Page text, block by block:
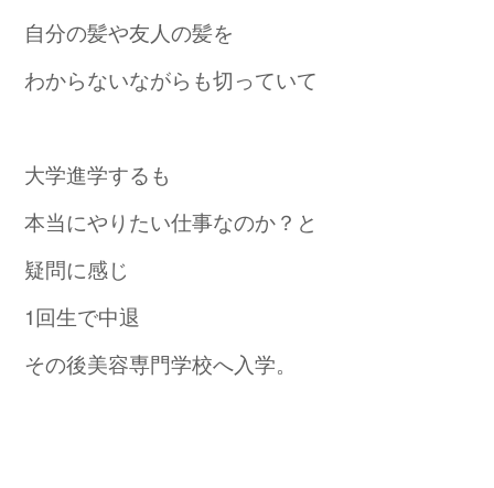
自分の髪や友人の髪を
わからないながらも切っていて
大学進学するも
本当にやりたい仕事なのか？と
疑問に感じ
1回生で中退
その後美容専門学校へ入学。